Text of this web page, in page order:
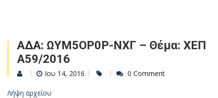
ΑΔΑ: ΩΥΜ5ΟΡ0Ρ-ΝΧΓ – Θέμα: ΧΕΠ
Α59/2016
Ιου 14, 2016 0 Comment
Λήψη αρχείου